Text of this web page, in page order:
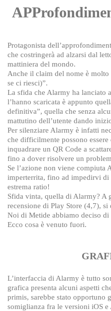
Protagonista
che costringerà ad alzarsi dal
mattiniera del mondo.
Anche il claim del nome è
se ci riesci)”.
La sfida che Alarmy ha lanciato
l’hanno scaricata è appunto
definitiva”, quella che senza
mattutino dell’utente dando
Per silenziare Alarmy è infatti
che difficilmente possono
inquadrare un QR Code a
fino a dover risolvere un
Se l’azione non viene compiuta
imperterrita, fino ad impedirvi di
estrema ratio!
Sfida vinta, quella di Alarmy? A
recensione di Play Store (4,7), si
Noi di Metide abbiamo deciso di
Ecco cosa è venuto fuori.
L’interfaccia di Alarmy è tutto
grafica presenta alcuni aspetti
primis, sarebbe stato opportuno
somiglianza fra le versioni iOS